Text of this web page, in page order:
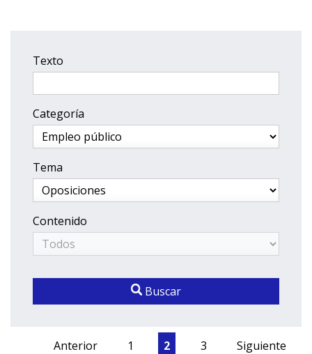
Texto
Categoría
Tema
Contenido
Buscar
Anterior 1 2 3 Siguiente